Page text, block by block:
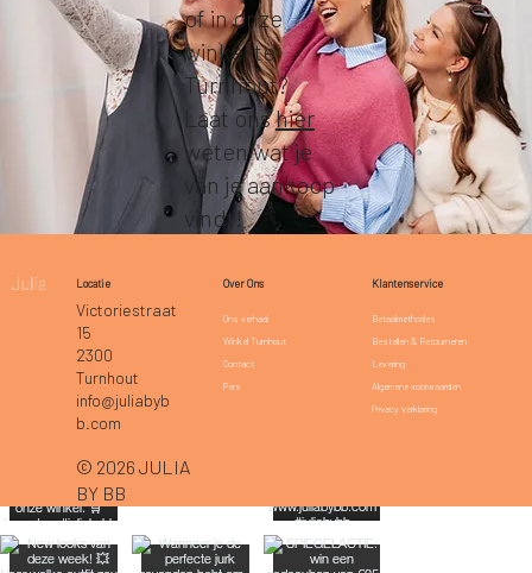
of in onze
winkel te
Turnhout?
Laat onshier
weten wat je
van je aankoop
vindt!
Locatie
Victoriestraat
15
2300
Turnhout
info@juliabyb
b.com
© 2026 JULIA
BY BB
Over Ons
Ons verhaal
Winkel Turnhout
Contact
Pers
Klantenservice
Betaalmethodes
Bestellen & Retourneren
Levering
Algemene voorwaarden
Privacy verklaring